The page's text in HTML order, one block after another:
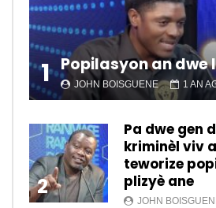
1 JOHN BOISGUENE 1 AN
2
Pa dwe gen
kriminèl viv
teworize
plizyè ane
JOHN